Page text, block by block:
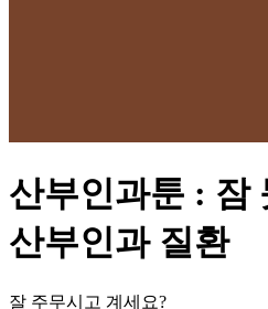
산부인과툰 : 잠
산부인과 질환
잘 주무시고 계세요?